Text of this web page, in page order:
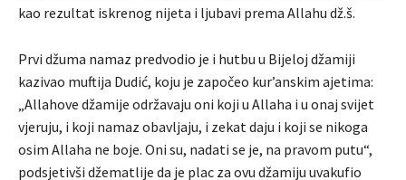
kao rezultat iskrenog nijeta i ljubavi prema Allahu dž.š.
Prvi džuma namaz predvodio je i hutbu u Bijeloj džamiji
kazivao muftija Dudić, koju je započeo kur’anskim ajetima:
„Allahove džamije održavaju oni koji u Allaha i u onaj svijet
vjeruju, i koji namaz obavljaju, i zekat daju i koji se nikoga
osim Allaha ne boje. Oni su, nadati se je, na pravom putu“,
podsjetivši džematlije da je plac za ovu džamiju uvakufio